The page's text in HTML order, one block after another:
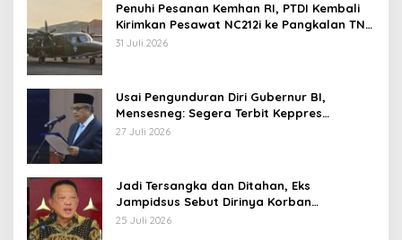
Penuhi Pesanan Kemhan RI, PTDI Kembali
Kirimkan Pesawat NC212i ke Pangkalan TNI
AU
31 Juli 2026
Usai Pengunduran Diri Gubernur BI,
Mensesneg: Segera Terbit Keppres
Pemberhentian dengan Hormat
27 Juli 2026
Jadi Tersangka dan Ditahan, Eks
Jampidsus Sebut Dirinya Korban
Kriminalisasi
25 Juli 2026